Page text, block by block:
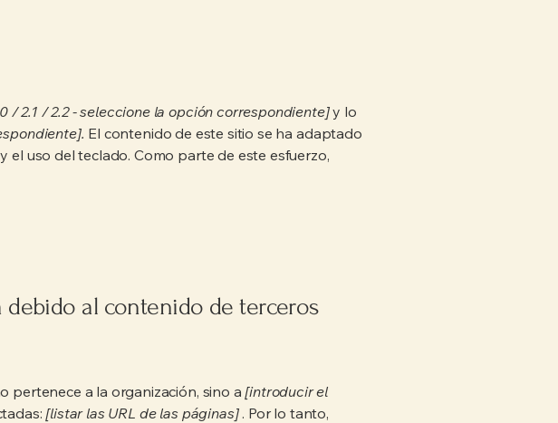
/ 2.1 / 2.2 - seleccione la opción correspondiente]y lo
El contenido de este sitio se ha adaptado
uso del teclado. Como parte de este esfuerzo,
al contenido de terceros
pertenece a la organización, sino a[introducir el
[listar las URL de las páginas]. Por lo tanto,